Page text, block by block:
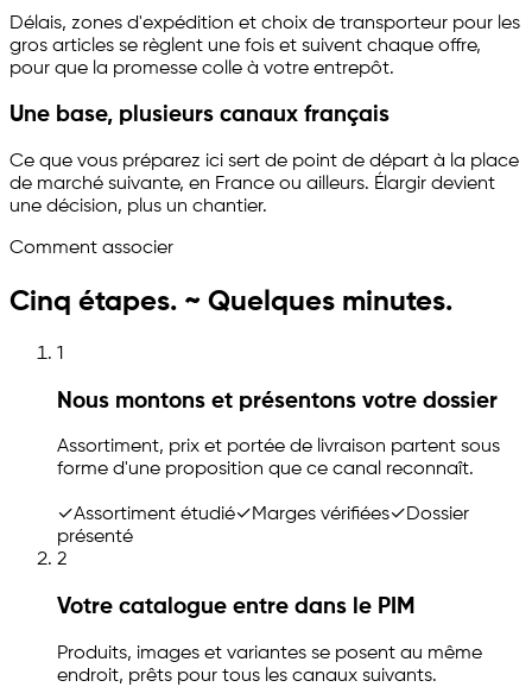
Délais, zones d'expédition et choix de transporteur pour les
gros articles se règlent une fois et suivent chaque offre,
pour que la promesse colle à votre entrepôt.
Une base, plusieurs canaux français
Ce que vous préparez ici sert de point de départ à la place
de marché suivante, en France ou ailleurs. Élargir devient
une décision, plus un chantier.
Comment associer
Cinq étapes. ~ Quelques minutes.
1
Nous montons et présentons votre dossier
Assortiment, prix et portée de livraison partent sous
forme d'une proposition que ce canal reconnaît.
✓Assortiment étudié✓Marges vérifiées✓Dossier
présenté
2
Votre catalogue entre dans le PIM
Produits, images et variantes se posent au même
endroit, prêts pour tous les canaux suivants.